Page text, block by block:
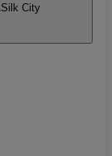
Silk City